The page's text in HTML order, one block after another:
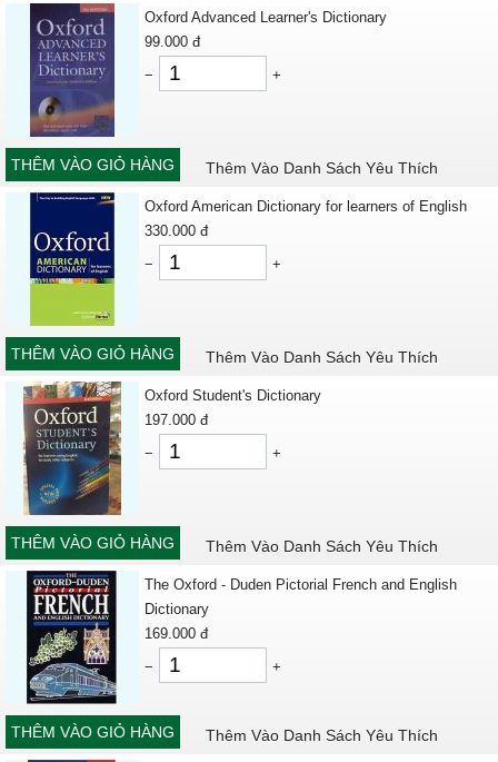
Oxford Advanced Learner's Dictionary
99.000 đ
−
+
THÊM VÀO GIỎ HÀNG Thêm Vào Danh Sách Yêu Thích
Oxford American Dictionary for learners of English
330.000 đ
−
+
THÊM VÀO GIỎ HÀNG Thêm Vào Danh Sách Yêu Thích
Oxford Student's Dictionary
197.000 đ
−
+
THÊM VÀO GIỎ HÀNG Thêm Vào Danh Sách Yêu Thích
The Oxford - Duden Pictorial French and English
Dictionary
169.000 đ
−
+
THÊM VÀO GIỎ HÀNG Thêm Vào Danh Sách Yêu Thích